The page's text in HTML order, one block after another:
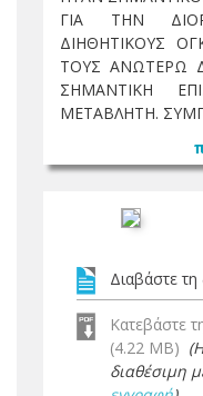
ΓΙΑ ΤΗΝ
ΔΙΗΘΗΤΙΚΟΥΣ
ΤΟΥΣ ΑΝΩΤΕΡΩ
ΣΗΜΑΝΤΙΚΗ
ΜΕΤΑΒΛΗΤΗ.
Διαβάστε τη
Κατεβάστε
(4.22 MB)
διαθέσιμη